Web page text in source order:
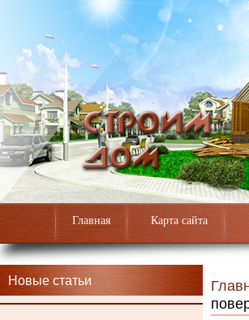
Главная Карта сайта
Новые статьи